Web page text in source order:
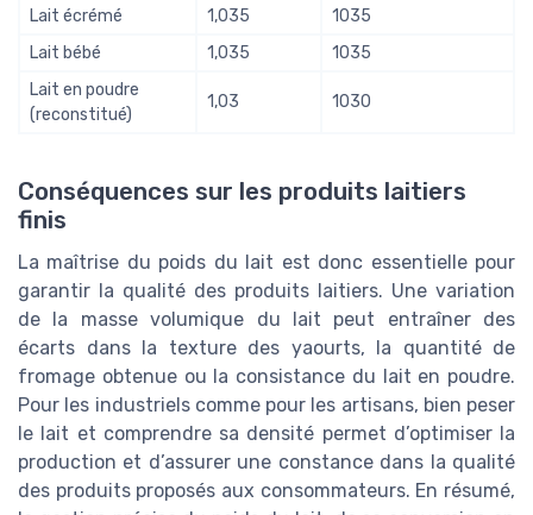
Lait écrémé
1,035
1035
Lait bébé
1,035
1035
Lait en poudre
(reconstitué)
1,03 1030
Conséquences sur les produits laitiers
finis
La maîtrise du poids du lait est donc essentielle pour
garantir la qualité des produits laitiers. Une variation
de la masse volumique du lait peut entraîner des
écarts dans la texture des yaourts, la quantité de
fromage obtenue ou la consistance du lait en poudre.
Pour les industriels comme pour les artisans, bien peser
le lait et comprendre sa densité permet d’optimiser la
production et d’assurer une constance dans la qualité
des produits proposés aux consommateurs. En résumé,